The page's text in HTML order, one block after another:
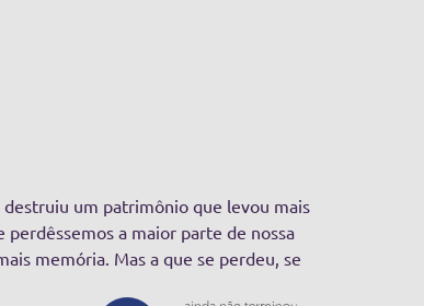
destruiu um patrimônio que levou mais
perdêssemos a maior parte de nossa
memória. Mas a que se perdeu, se